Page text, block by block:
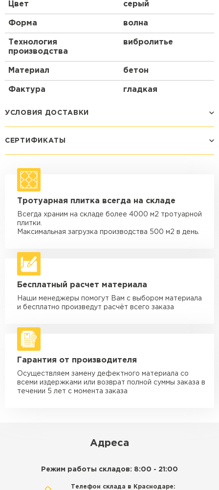
Цвет серый
Форма волна
Технология
производства
вибролитье
Материал бетон
Фактура гладкая
УСЛОВИЯ ДОСТАВКИ
макс. длина груза 4 м
Машина - 1,5 тн до 20 м3
макс. длина груза 4 м
Машина - 3,5 тн до 30 м3
макс. длина груза 6 м
макс. длина груза 6 м
Машина - 10 тн до 50 м3
макс. длина груза 8 м
Машина - 20 тн до 80 м3
от 5 500 ₽
Манипулятор до 5 тн
макс. длина груза 5 м
Манипулятор до 10 тн
макс. длина груза 10 м
Манипулятор до 15 тн
СЕРТИФИКАТЫ
Тротуарная плитка всегда на складе
Всегда храним на складе более 4000 м2 тротуарной
плитки.
Максимальная загрузка производства 500 м2 в день.
Бесплатный расчет материала
Наши менеджеры помогут Вам с выбором материала
и бесплатно произведут расчёт всего заказа
Гарантия от производителя
Осуществляем замену дефектного материала со
всеми издержками или возврат полной суммы заказа в
течении 5 лет с момента заказа
Адреса
Режим работы складов: 8:00 - 21:00
Телефон склада в Краснодаре: